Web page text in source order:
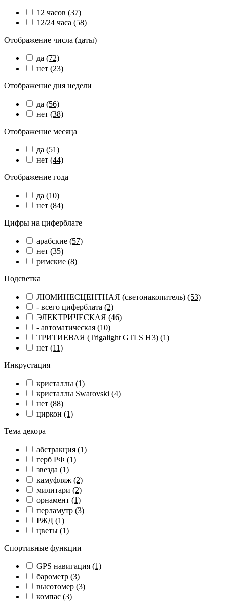
12 часов (37)
12/24 часа (58)
Отображение числа (даты)
да (72)
нет (23)
Отображение дня недели
да (56)
нет (38)
Отображение месяца
да (51)
нет (44)
Отображение года
да (10)
нет (84)
Цифры на циферблате
арабские (57)
нет (35)
римские (8)
Подсветка
ЛЮМИНЕСЦЕНТНАЯ (светонакопитель) (53)
- всего циферблата (2)
ЭЛЕКТРИЧЕСКАЯ (46)
- автоматическая (10)
ТРИТИЕВАЯ (Trigalight GTLS H3) (1)
нет (11)
Инкрустация
кристаллы (1)
кристаллы Swarovski (4)
нет (88)
циркон (1)
Тема декора
абстракция (1)
герб РФ (1)
звезда (1)
камуфляж (2)
милитари (2)
орнамент (1)
перламутр (3)
РЖД (1)
цветы (1)
Спортивные функции
GPS навигация (1)
барометр (3)
высотомер (3)
компас (3)